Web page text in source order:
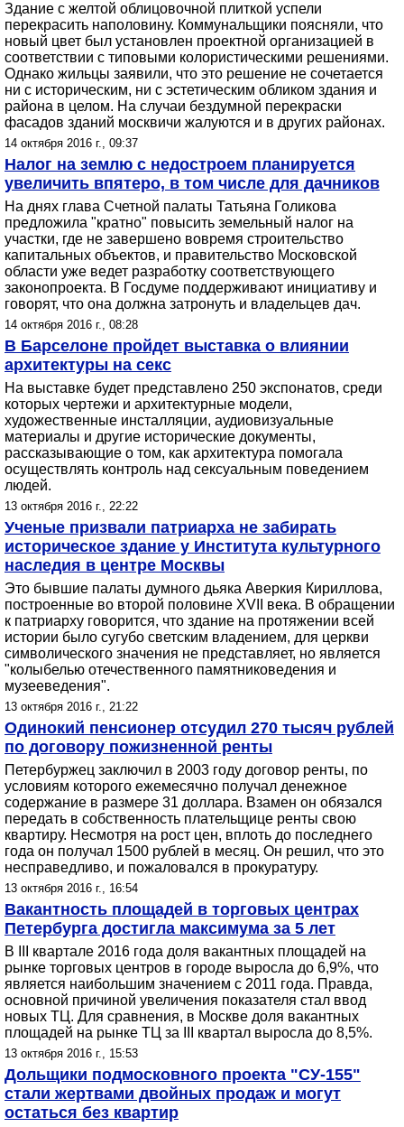
Здание с желтой облицовочной плиткой успели
перекрасить наполовину. Коммунальщики поясняли, что
новый цвет был установлен проектной организацией в
соответствии с типовыми колористическими решениями.
Однако жильцы заявили, что это решение не сочетается
ни с историческим, ни с эстетическим обликом здания и
района в целом. На случаи бездумной перекраски
фасадов зданий москвичи жалуются и в других районах.
14 октября 2016 г., 09:37
Налог на землю с недостроем планируется
увеличить впятеро, в том числе для дачников
На днях глава Счетной палаты Татьяна Голикова
предложила "кратно" повысить земельный налог на
участки, где не завершено вовремя строительство
капитальных объектов, и правительство Московской
области уже ведет разработку соответствующего
законопроекта. В Госдуме поддерживают инициативу и
говорят, что она должна затронуть и владельцев дач.
14 октября 2016 г., 08:28
В Барселоне пройдет выставка о влиянии
архитектуры на секс
На выставке будет представлено 250 экспонатов, среди
которых чертежи и архитектурные модели,
художественные инсталляции, аудиовизуальные
материалы и другие исторические документы,
рассказывающие о том, как архитектура помогала
осуществлять контроль над сексуальным поведением
людей.
13 октября 2016 г., 22:22
Ученые призвали патриарха не забирать
историческое здание у Института культурного
наследия в центре Москвы
Это бывшие палаты думного дьяка Аверкия Кириллова,
построенные во второй половине XVII века. В обращении
к патриарху говорится, что здание на протяжении всей
истории было сугубо светским владением, для церкви
символического значения не представляет, но является
"колыбелью отечественного памятниковедения и
музееведения".
13 октября 2016 г., 21:22
Одинокий пенсионер отсудил 270 тысяч рублей
по договору пожизненной ренты
Петербуржец заключил в 2003 году договор ренты, по
условиям которого ежемесячно получал денежное
содержание в размере 31 доллара. Взамен он обязался
передать в собственность плательщице ренты свою
квартиру. Несмотря на рост цен, вплоть до последнего
года он получал 1500 рублей в месяц. Он решил, что это
несправедливо, и пожаловался в прокуратуру.
13 октября 2016 г., 16:54
Вакантность площадей в торговых центрах
Петербурга достигла максимума за 5 лет
В III квартале 2016 года доля вакантных площадей на
рынке торговых центров в городе выросла до 6,9%, что
является наибольшим значением с 2011 года. Правда,
основной причиной увеличения показателя стал ввод
новых ТЦ. Для сравнения, в Москве доля вакантных
площадей на рынке ТЦ за III квартал выросла до 8,5%.
13 октября 2016 г., 15:53
Дольщики подмосковного проекта "СУ-155"
стали жертвами двойных продаж и могут
остаться без квартир